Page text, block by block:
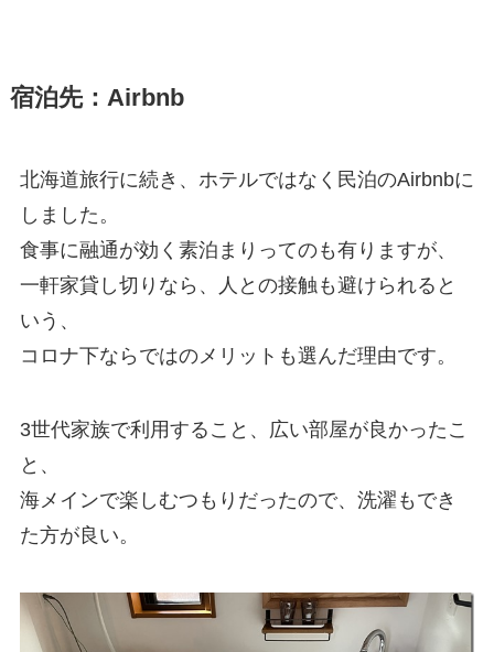
宿泊先：Airbnb
北海道旅行に続き、ホテルではなく民泊のAirbnbに
しました。
食事に融通が効く素泊まりってのも有りますが、
一軒家貸し切りなら、人との接触も避けられると
いう、
コロナ下ならではのメリットも選んだ理由です。
3世代家族で利用すること、広い部屋が良かったこ
と、
海メインで楽しむつもりだったので、洗濯もでき
た方が良い。